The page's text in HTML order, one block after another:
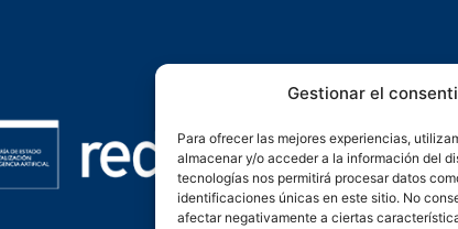
Gestionar el
Para ofrecer las mejores experiencias,
almacenar y/o acceder a la información del
tecnologías nos permitirá procesar datos
identificaciones únicas en este sitio. No
afectar negativamente a ciertas